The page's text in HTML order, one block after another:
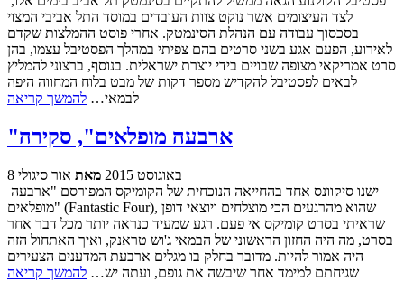
לצד העיצומים אשר נוקט צוות העובדים במוסד התל אביבי המצוי
בסכסוך עבודה עם הנהלת הסינמטק. אחרי פוסט ההמלצות שקדם
לאירוע, הפעם אגע בשני סרטים בהם צפיתי במהלך הפסטיבל עצמו, בהן
סרט אמריקאי מצופה שבויים בידי יוצרת ישראלית. בנוסף, ברצוני להמליץ
לבאים לפסטיבל להקדיש מספר דקות של מבט בלוח המחווה היפה
לבמאי… להמשך קריאה
"ארבעה מופלאים", סקירה
8 באוגוסט 2015 מאת אור סיגולי
מופלאים" (Fantastic Four), שהוא מהרגעים הכי מוצלחים ויוצאי דופן
שראיתי בסרט קומיקס אי פעם. רגע שמעיד כנראה יותר מכל דבר אחר
בסרט, מה היה החזון הראשוני של הבמאי ג'וש טראנק, ואיך האתחול הזה
היה אמור להיות. מדובר בחלק בו מגלים ארבעת המדענים הצעירים
שגיחתם למימד אחר שיבשה את גופם, ועתה יש… להמשך קריאה